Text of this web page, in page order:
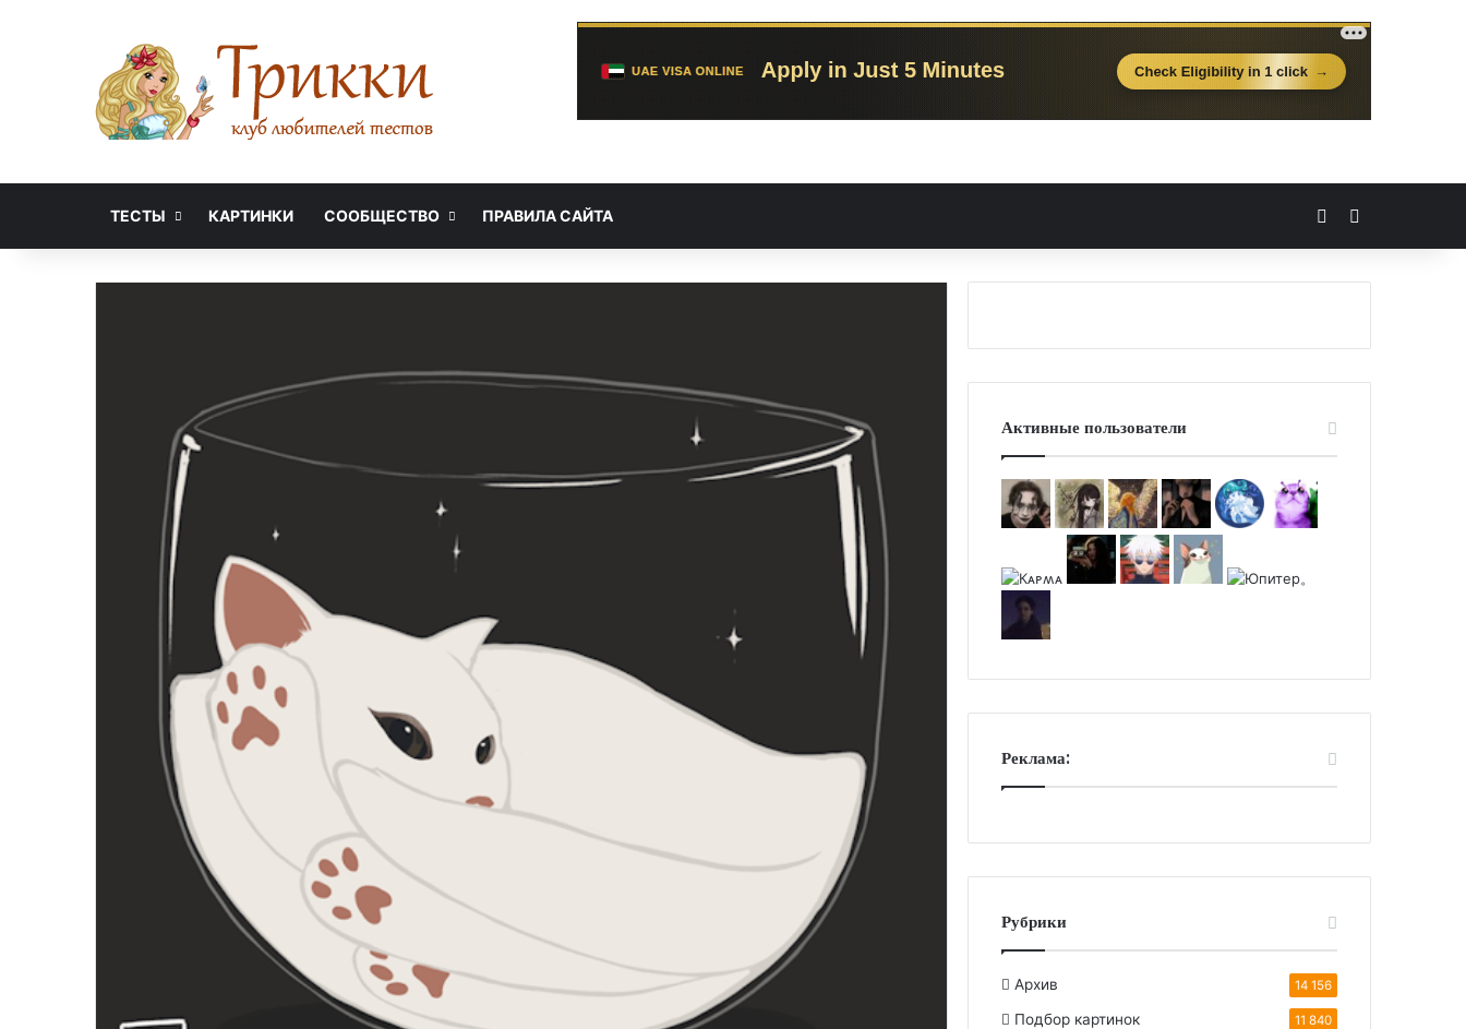
ТЕСТЫ КАРТИНКИ СООБЩЕСТВО ПРАВИЛА САЙТА Вход
Активные пользователи
Реклама:
Рубрики
Архив 14 156
Подбор картинок 11 840